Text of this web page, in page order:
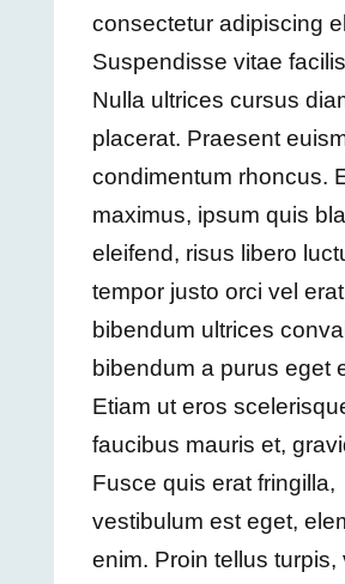
consectetur adipiscing
Suspendisse vitae
Nulla ultrices cursus
placerat. Praesent
condimentum rhoncus.
maximus, ipsum quis
eleifend, risus libero
tempor justo orci vel
bibendum ultrices
bibendum a purus eget
Etiam ut eros
faucibus mauris et,
Fusce quis erat fringilla,
vestibulum est eget,
enim. Proin tellus turpis,